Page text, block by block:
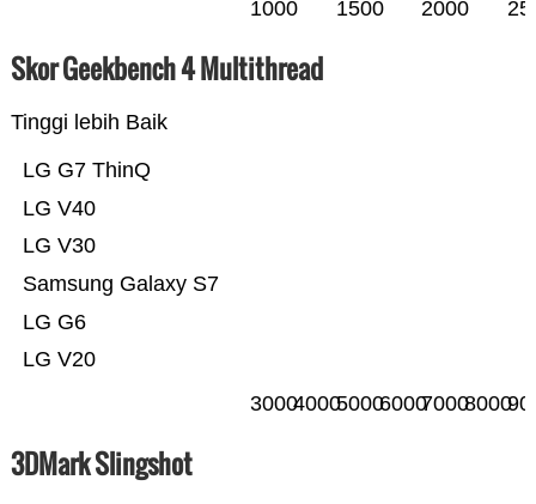
1000 1500 2000
Skor Geekbench 4 Multithread
Tinggi lebih Baik
LG V20
LG G6
Samsung Galaxy S7
LG V30
LG V40
LG G7 ThinQ
300040005000600070008000
3DMark Slingshot